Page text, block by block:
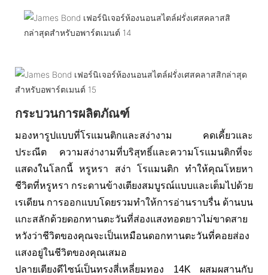
กระบวนการผลิตภัณฑ์
มองหารูปแบบที่โรแมนติกและสง่างาม คดเคี้ยวและ
ประณีต ความสง่างามที่บริสุทธิ์และความโรแมนติกที่จะ
แสดงในโลกนี้ หรูหรา สง่า โรแมนติก ทำให้คุณโหยหา
ชีวิตที่หรูหรา กระดานข้างเตียงสมบูรณ์แบบและเต็มไปด้วย
เรเดียน การออกแบบโดยรวมทำให้การอ่านราบรื่น ด้านบน
แกะสลักด้วยดอกทานตะวันที่ส่องแสงทอดยาวไม่ขาดสาย
หวังว่าชีวิตของคุณจะเป็นเหมือนดอกทานตะวันที่คอยส่อง
แสงอยู่ในชีวิตของคุณเสมอ
ปลายเตียงดีไซน์เป็นทรงสี่เหลี่ยมทอง 14K ผสมผสานกับ